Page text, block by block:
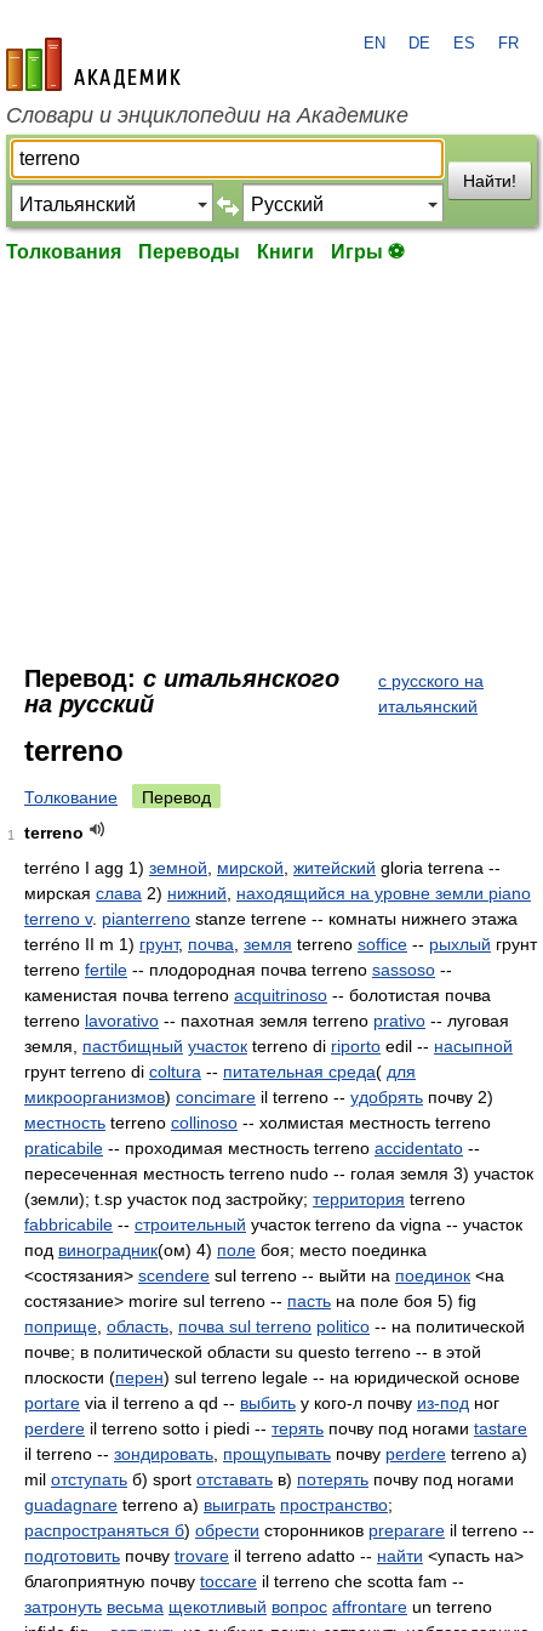
academic.ru
EN DE ES FR
Словари и энциклопедии на Академике
Найти!
Толкования Переводы Книги Игры ⚽
Перевод: с итальянского
на русский
с русского на
итальянский
terreno
Толкование Перевод
1
terreno
terréno I agg 1) земной мирской житейский gloria terrena --
мирская слава 2) нижний
находящийся на уровне земли piano
terreno v. pianterreno stanze terrene -- комнаты нижнего этажа
terréno II m 1) грунт, почва земля terreno soffice -- рыхлый грунт
terreno fertile -- плодородная почва terreno sassoso --
каменистая почва terreno acquitrinoso -- болотистая почва
terreno lavorativo -- пахотная земля terreno prativo -- луговая
земля, пастбищный участок terreno di riporto edil -- насыпной
грунт terreno di coltura -- питательная среда( для
микроорганизмов) concimare il terreno -- удобрять почву 2)
местность terreno collinoso -- холмистая местность terreno
praticabile -- проходимая местность terreno accidentato --
пересеченная местность terreno nudo -- голая земля 3) участок
(земли); t.sp участок под застройку; территория terreno
fabbricabile -- строительный участок terreno da vigna -- участок
под виноградник(ом) 4) поле боя; место поединка
<состязания> scendere sul terreno -- выйти на поединок <на
состязание> morire sul terreno -- пасть на поле боя 5) fig
поприще область почва sul terreno politico -- на политической
почве; в политической области su questo terreno -- в этой
плоскости (перен) sul terreno legale -- на юридической основе
portare via il terreno a qd -- выбить у кого-л почву из-под ног
perdere il terreno sotto i piedi -- терять почву под ногами tastare
il terreno -- зондировать прощупывать почву perdere terreno а)
mil отступать б) sport отставать в) потерять почву под ногами
guadagnare terreno а) выиграть пространство;
распространяться б) обрести сторонников preparare il terreno --
подготовить почву trovare il terreno adatto -- найти <упасть на>
благоприятную почву toccare il terreno che scotta fam --
затронуть весьма щекотливый вопрос affrontare un terreno